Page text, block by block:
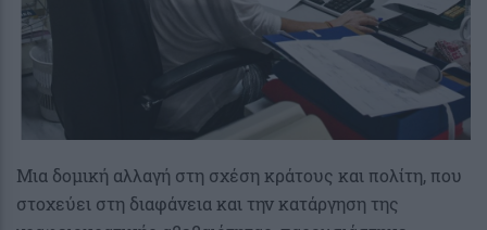
Μια δομική αλλαγή στη σχέση κράτους και πολίτη, που
στοχεύει στη διαφάνεια και την κατάργηση της